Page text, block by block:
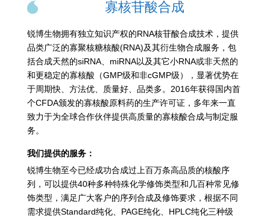
寡核苷酸合成
锐博生物拥有独立知识产权的RNA核苷酸合成技术，提供
品类广泛的寡聚核糖核酸(RNA)及其衍生物合成服务，包
括合成天然的siRNA、miRNA以及其它小RNA或非天然的
和更稳定的寡核酸（GMP级和非cGMP级），显著优势在
于周期快、方法优、质量好、品类多。2016年获得国内首
个CFDA颁发的寡核酸原料药的生产许可证，多年来一直
致力于为全球合作伙伴提供高质量的寡核酸合成与制定服
务。
我们提供的服务：
锐博生物至今已经成功合成过上百万条高品质的核酸序
列，可以提供40种多种特殊化学修饰类型和几百种常见修
饰类型，满足广大客户的序列合成及修饰要求，根据不同
需求提供Standard纯化、PAGE纯化、HPLC纯化三种级